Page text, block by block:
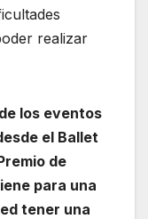
realizar
los eventos
el Ballet
de
para una
tener una